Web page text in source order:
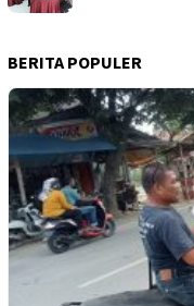
BERITA POPULER